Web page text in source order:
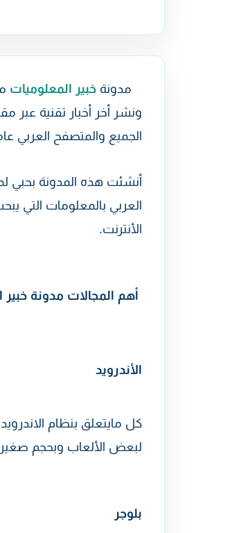
مدونة خبير المعلوميات
ونشر أخر أخبار تقنية عبر
الجميع والمتصفح العربي
أنشئت هذه المدونة بحبي
العربي بالمعلومات التي
الأنترنت.
أهم المجالات مدونة خبير
الأندرويد
كل مايتعلق بنظام
لبعض الألعاب وبحجم
بلوجر